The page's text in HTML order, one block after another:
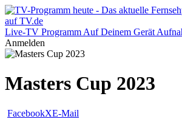
Live-TV Programm Auf Deinem Gerät
Anmelden
Masters Cup 2023
FacebookXE-Mail